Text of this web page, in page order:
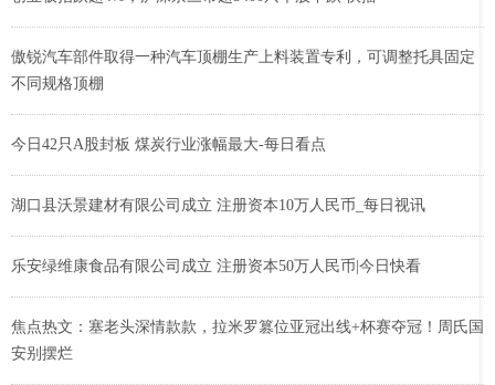
傲锐汽车部件取得一种汽车顶棚生产上料装置专利，可调整托具固定
不同规格顶棚
今日42只A股封板 煤炭行业涨幅最大-每日看点
湖口县沃景建材有限公司成立 注册资本10万人民币_每日视讯
乐安绿维康食品有限公司成立 注册资本50万人民币|今日快看
焦点热文：塞老头深情款款，拉米罗篡位亚冠出线+杯赛夺冠！周氏国
安别摆烂